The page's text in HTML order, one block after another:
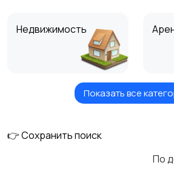
Недвижимость
Показать все
👉 Сохранить поиск
По